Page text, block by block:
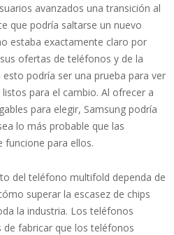
avanzados una transición al
que podría saltarse un nuevo
estaba exactamente claro por
ofertas de teléfonos y de la
podría ser una prueba para ver
para el cambio. Al ofrecer a
para elegir, Samsung podría
lo más probable que las
funcione para ellos.
del teléfono multifold dependa de
superar la escasez de chips
la industria. Los teléfonos
de fabricar que los teléfonos